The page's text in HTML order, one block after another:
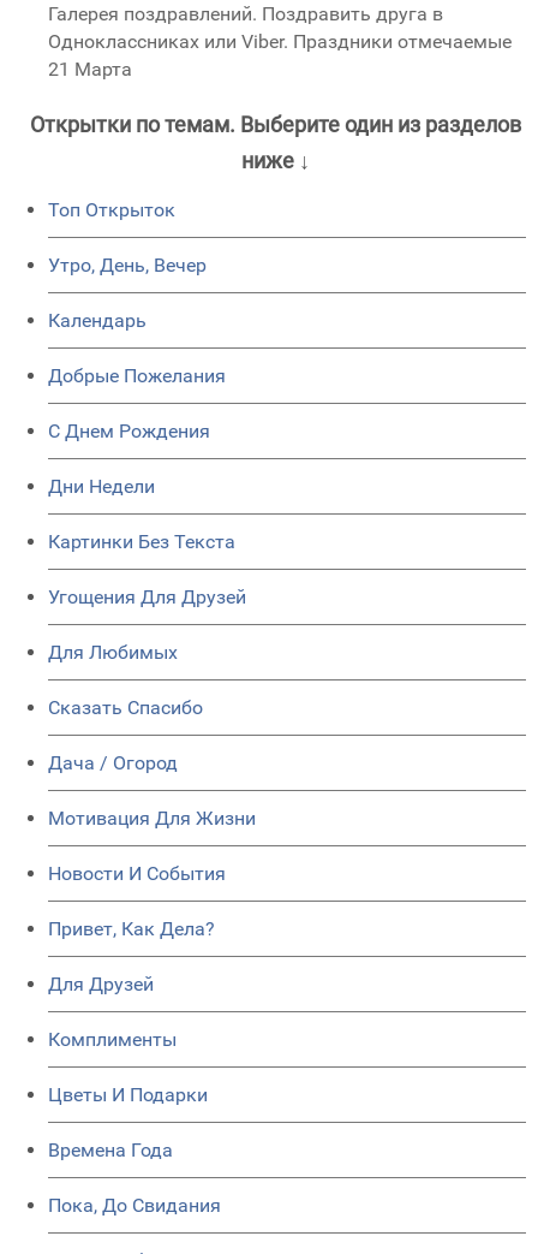
Галерея поздравлений. Поздравить друга в
Одноклассниках или Viber. Праздники отмечаемые
21 Марта
Открытки по темам. Выберите один из разделов
ниже ↓
Топ Открыток
Утро, День, Вечер
Календарь
Добрые Пожелания
C Днем Рождения
Дни Недели
Картинки Без Текста
Угощения Для Друзей
Для Любимых
Сказать Спасибо
Дача / Огород
Мотивация Для Жизни
Новости И События
Привет, Как Дела?
Для Друзей
Комплименты
Цветы И Подарки
Времена Года
Пока, До Свидания